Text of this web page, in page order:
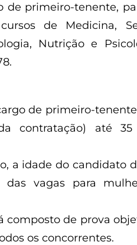
de primeiro-tenente,
de Medicina,
Nutrição e
de primeiro-
contratação) até
a idade do candidato
das vagas para
composto de prova
os concorrentes.